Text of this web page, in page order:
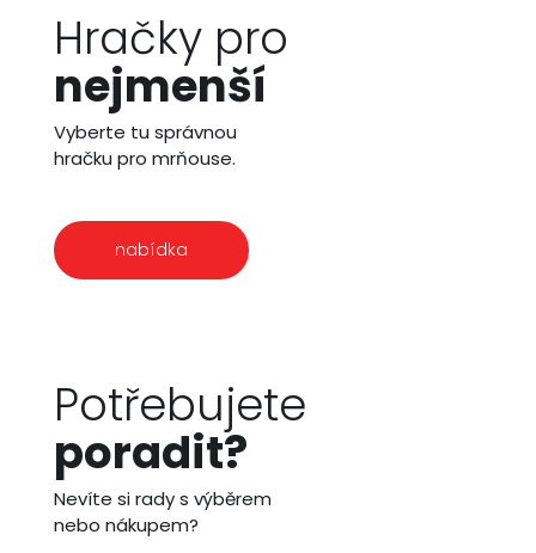
Hračky pro
nejmenší
Vyberte tu správnou
hračku pro mrňouse.
nabídka
Potřebujete
poradit?
Nevíte si rady s výběrem
nebo nákupem?